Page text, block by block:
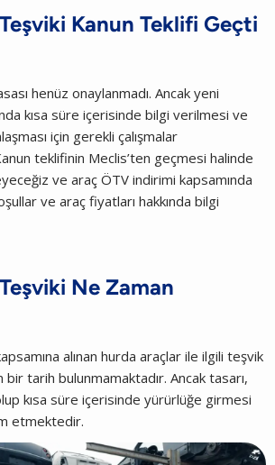
Kanun Teklifi Geçti
henüz onaylanmadı. Ancak yeni
kısa süre içerisinde bilgi verilmesi ve
için gerekli çalışmalar
teklifinin Meclis’ten geçmesi halinde
ve araç ÖTV indirimi kapsamında
ve araç fiyatları hakkında bilgi
Ne Zaman
alınan hurda araçlar ile ilgili teşvik
tarih bulunmamaktadır. Ancak tasarı,
kısa süre içerisinde yürürlüğe girmesi
etmektedir.